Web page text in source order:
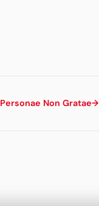
Personae Non Gratae→